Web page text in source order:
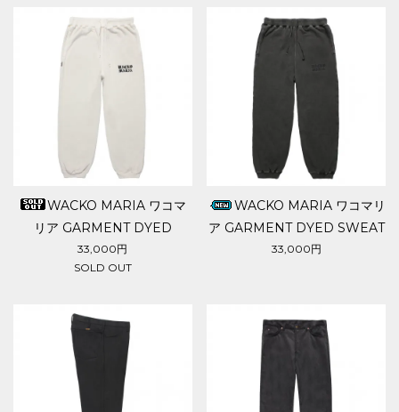
WACKO MARIA ワコマ
リア GARMENT DYED
SWEAT PANTS
33,000円
SOLD OUT
WACKO MARIA ワコマリ
ア GARMENT DYED SWEAT
PANTS
33,000円